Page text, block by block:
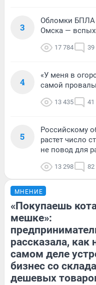
3
Обломки БПЛА
Омска —
17 784 39
4
«У меня в
самой
13 435 41
5
Российскому
растет число
не повод для
13 298 82
МНЕНИЕ
«Покупаешь
мешке»:
рассказала, как
самом деле
бизнес со
дешевых